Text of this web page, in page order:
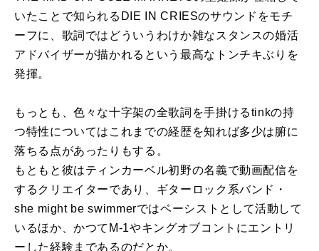
いたことで知られるDIE IN CRIESのサウンドをモチ
ーフに、歌詞ではどういうわけか雑なスタンスの婚活
アドバイザーが描かれるという最高なトンチキぶりを
発揮。
もっとも、色々な十字架の全歌詞を手掛けるtinkの持
つ特性についてはこれまでの経歴を知れば多少は腑に
落ちる点があったりもする。
もともと彼はティンカーベル初野の名義で動画配信を
するクリエイターであり、ギターロック系バンド・
she might be swimmerではベーシストとして活動して
いるほか、かつてM-1やキングオブコントにエントリ
ーした経験まであるのだとか。